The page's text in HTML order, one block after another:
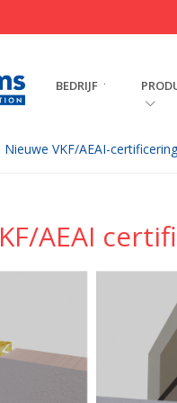
BEDRIJF
Nieuwe VKF/AEAI-certificering
AEAI